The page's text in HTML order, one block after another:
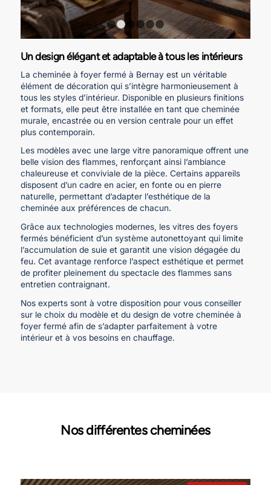
1 2 3 4 5 6
Un design élégant et adaptable à tous les intérieurs
La cheminée à foyer fermé à Bernay est un véritable
élément de décoration qui s’intègre harmonieusement à
tous les styles d’intérieur. Disponible en plusieurs finitions
et formats, elle peut être installée en tant que cheminée
murale, encastrée ou en version centrale pour un effet
plus contemporain.
Les modèles avec une large vitre panoramique offrent une
belle vision des flammes, renforçant ainsi l’ambiance
chaleureuse et conviviale de la pièce. Certains appareils
disposent d’un cadre en acier, en fonte ou en pierre
naturelle, permettant d’adapter l’esthétique de la
cheminée aux préférences de chacun.
Grâce aux technologies modernes, les vitres des foyers
fermés bénéficient d’un système autonettoyant qui limite
l’accumulation de suie et garantit une vision dégagée du
feu. Cet avantage renforce l’aspect esthétique et permet
de profiter pleinement du spectacle des flammes sans
entretien contraignant.
Nos experts sont à votre disposition pour vous conseiller
sur le choix du modèle et du design de votre cheminée à
foyer fermé afin de s’adapter parfaitement à votre
intérieur et à vos besoins en chauffage.
Nos différentes cheminées